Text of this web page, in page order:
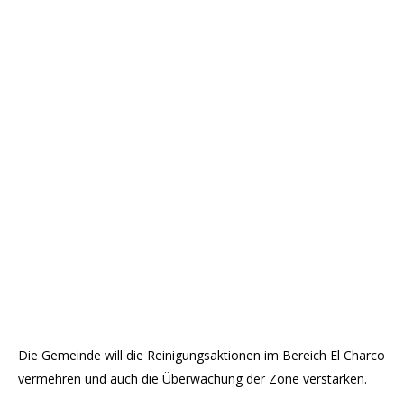
Die Gemeinde will die Reinigungsaktionen im Bereich El Charco
vermehren und auch die Überwachung der Zone verstärken.